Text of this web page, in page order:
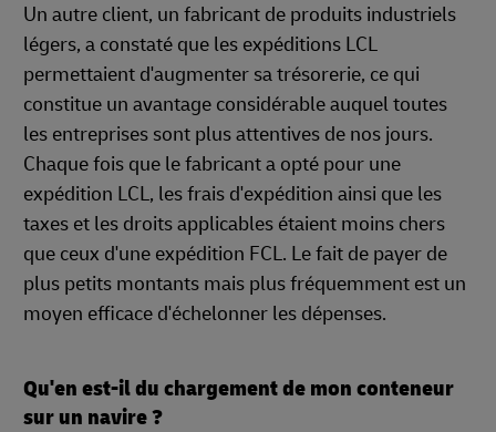
Un autre client, un fabricant de produits industriels
légers, a constaté que les expéditions LCL
permettaient d'augmenter sa trésorerie, ce qui
constitue un avantage considérable auquel toutes
les entreprises sont plus attentives de nos jours.
Chaque fois que le fabricant a opté pour une
expédition LCL, les frais d'expédition ainsi que les
taxes et les droits applicables étaient moins chers
que ceux d'une expédition FCL. Le fait de payer de
plus petits montants mais plus fréquemment est un
moyen efficace d'échelonner les dépenses.
Qu'en est-il du chargement de mon conteneur
sur un navire ?